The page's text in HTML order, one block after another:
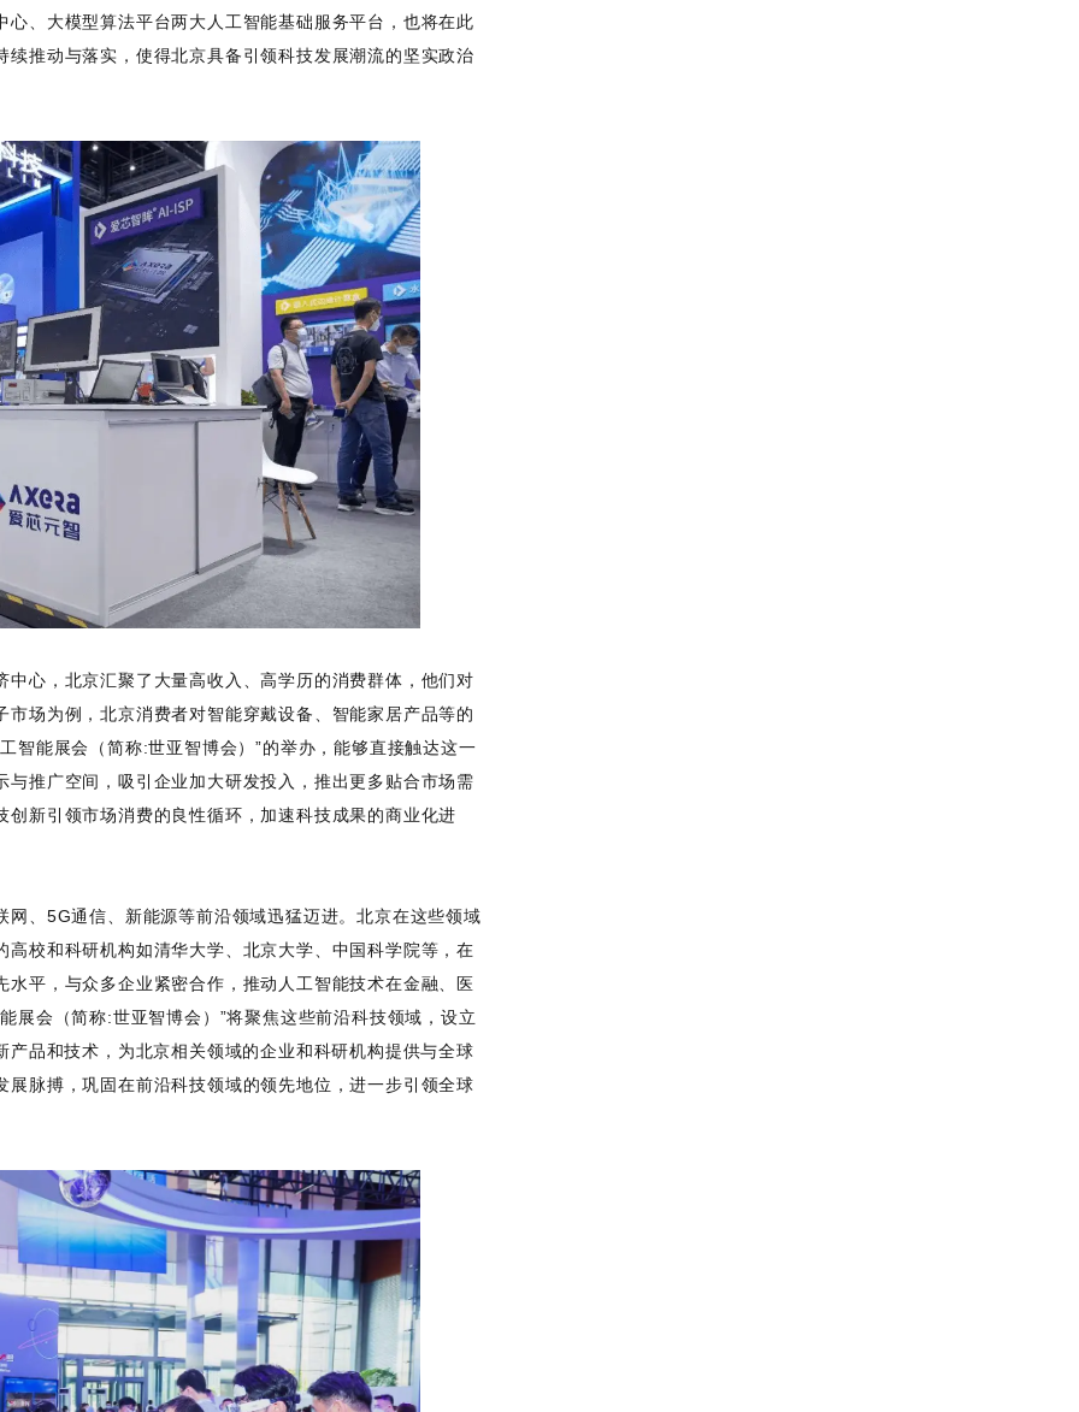
、大模型算法平台两大人工智能基础服务平台，也将在此
推动与落实，使得北京具备引领科技发展潮流的坚实政治
心，北京汇聚了大量高收入、高学历的消费群体，他们对
场为例，北京消费者对智能穿戴设备、智能家居产品等的
智能展会（简称:世亚智博会）”的举办，能够直接触达这一
推广空间，吸引企业加大研发投入，推出更多贴合市场需
新引领市场消费的良性循环，加速科技成果的商业化进
、5G通信、新能源等前沿领域迅猛迈进。北京在这些领域
校和科研机构如清华大学、北京大学、中国科学院等，在
平，与众多企业紧密合作，推动人工智能技术在金融、医
展会（简称:世亚智博会）”将聚焦这些前沿科技领域，设立
品和技术，为北京相关领域的企业和科研机构提供与全球
脉搏，巩固在前沿科技领域的领先地位，进一步引领全球